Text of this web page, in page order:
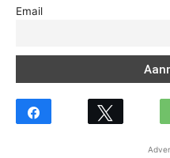
Email